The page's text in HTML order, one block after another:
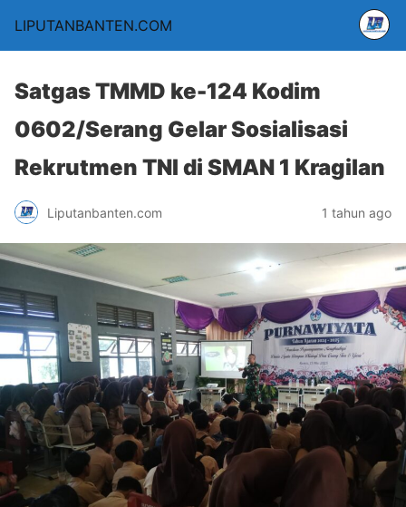
LIPUTANBANTEN.COM
Satgas TMMD ke-124 Kodim
0602/Serang Gelar Sosialisasi
Rekrutmen TNI di SMAN 1 Kragilan
Liputanbanten.com 1 tahun ago